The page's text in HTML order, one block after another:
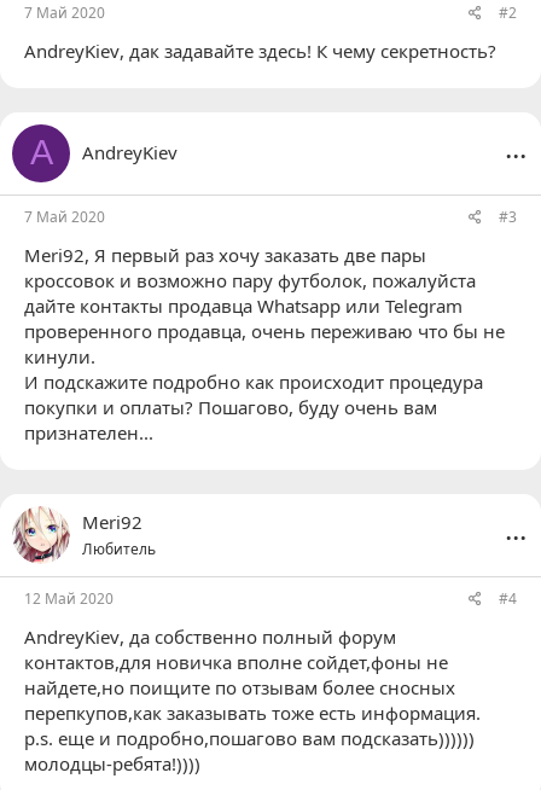
7 Май 2020 #2
AndreyKiev, дак задавайте здесь! К чему секретность?
A AndreyKiev ...
7 Май 2020 #3
Meri92, Я первый раз хочу заказать две пары
кроссовок и возможно пару футболок, пожалуйста
дайте контакты продавца Whatsapp или Telegram
проверенного продавца, очень переживаю что бы не
кинули.
И подскажите подробно как происходит процедура
покупки и оплаты? Пошагово, буду очень вам
признателен...
Meri92
Любитель
...
12 Май 2020 #4
AndreyKiev, да собственно полный форум
контактов,для новичка вполне сойдет,фоны не
найдете,но поищите по отзывам более сносных
перепкупов,как заказывать тоже есть информация.
p.s. еще и подробно,пошагово вам подсказать))))))
молодцы-ребята!))))